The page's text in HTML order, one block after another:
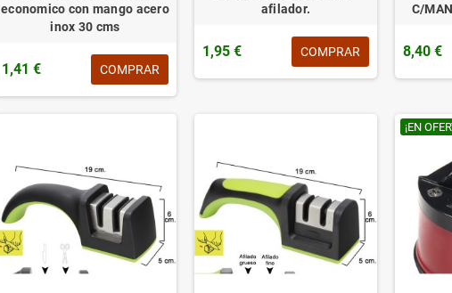
economico con mango acero
inox 30 cms
1,41 € COMPRAR
afilador.
1,95 € COMPRAR
C/
8,40 €
¡EN